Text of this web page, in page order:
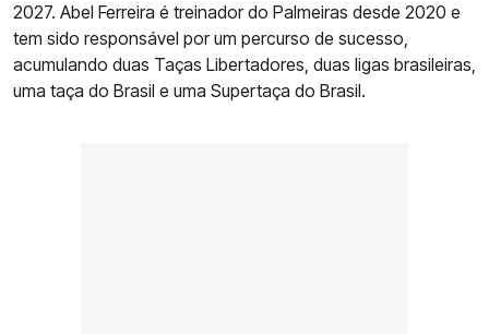
2027. Abel Ferreira é treinador do Palmeiras desde 2020 e
tem sido responsável por um percurso de sucesso,
acumulando duas Taças Libertadores, duas ligas brasileiras,
uma taça do Brasil e uma Supertaça do Brasil.